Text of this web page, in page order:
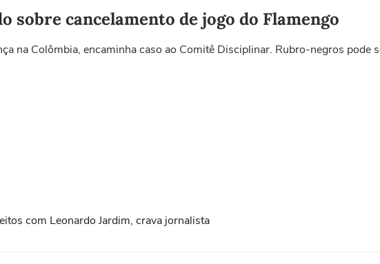
sobre cancelamento de jogo do Flamengo
na Colômbia, encaminha caso ao Comitê Disciplinar. Rubro-negros pode
com Leonardo Jardim, crava jornalista